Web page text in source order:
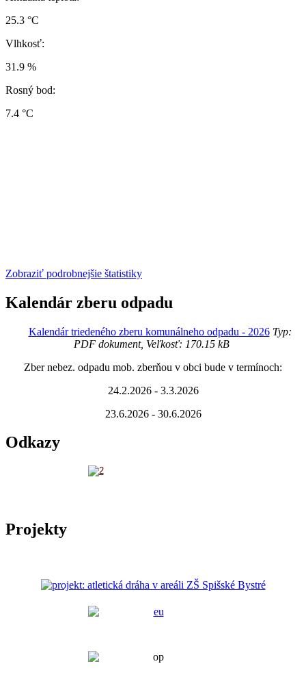
25.3 °C
Vlhkosť:
31.9 %
Rosný bod:
7.4 °C
Zobraziť podrobnejšie štatistiky
Kalendár zberu odpadu
Kalendár triedeného zberu komunálneho odpadu - 2026Typ:
PDF dokument, Veľkosť: 170.15 kB
Zber nebez. odpadu mob. zberňou v obci bude v termínoch:
24.2.2026 - 3.3.2026
23.6.2026 - 30.6.2026
Odkazy
Projekty